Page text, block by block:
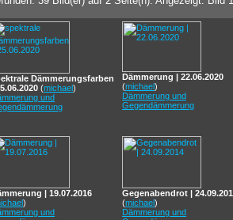
Dämmerungsfarben
(michael)
und
Dämmerung | 22.06.2020
(michael)
Dämmerung und
Gegendämmerung
| 19.07.2016
)
und
Gegenabendrot |
(michael)
Dämmerung und